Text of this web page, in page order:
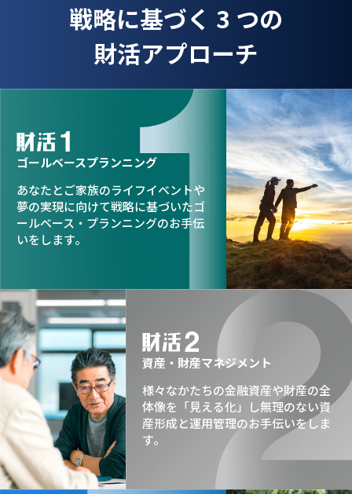
戦略に基づく 3 つの
財活アプローチ
ゴールベースプランニング
あなたとご家族のライフイベントや
夢の実現に向けて戦略に基づいたゴ
ールベース・プランニングのお手伝
いをします。
資産・財産マネジメント
様々なかたちの金融資産や財産の全
体像を「見える化」し無理のない資
産形成と運用管理のお手伝いをしま
す。